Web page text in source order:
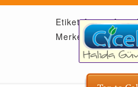
Etiket Arşivi:
Merkezi